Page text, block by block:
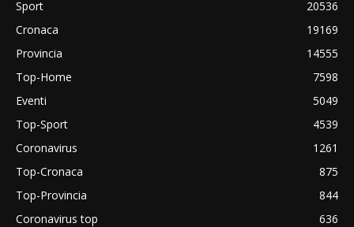
Sport
20536
Cronaca
19169
Provincia
14555
Top-Home
7598
Eventi
5049
Top-Sport
4539
Coronavirus
1261
Top-Cronaca
875
Top-Provincia
844
Coronavirus top
636